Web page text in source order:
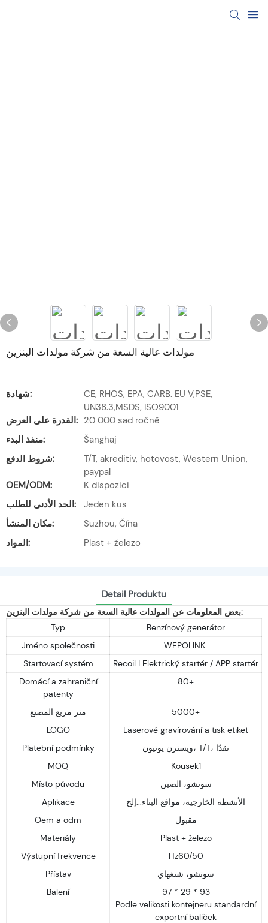
مولدات عالية السعة من شركة مولدات البنزين
شهادة:
CE, RHOS, EPA, CARB. EU V,PSE,
UN38.3,MSDS, ISO9001
القدرة على العرض: 20 000 sad ročně
منفذ البدء:
Šanghaj
شروط الدفع:
T/T, akreditiv, hotovost, Western Union,
paypal
OEM/ODM:
K dispozici
الحد الأدنى للطلب:
Jeden kus
مكان المنشأ:
Suzhou, Čína
المواد:
Plast + železo
Detail Produktu
بعض المعلومات عن المولدات عالية السعة من شركة مولدات البنزين:
Typ
Benzínový generátor
Jméno společnosti
WEPOLINK
Startovací systém
Recoil I Elektrický startér / APP startér
Domácí a zahraniční
patenty
80+
متر مربع المصنع
5000+
LOGO
Laserové gravírování a tisk etiket
Platební podmínky
ويسترن يونيون، T/T، نقدًا
MOQ
Kousek1
Místo původu
سوتشو، الصين
Aplikace
الأنشطة الخارجية، مواقع البناء...إلخ
Oem a odm
مقبول
Materiály
Plast + železo
Výstupní frekvence
Hz60/50
Přístav
سوتشو، شنغهاي
Balení
97 * 29 * 93
Podle velikosti kontejneru standardní
exportní balíček